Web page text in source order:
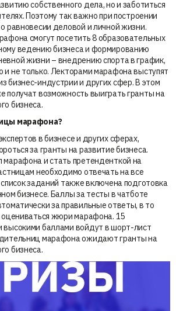
собственного дела, но и заботиться
Поэтому так важно при построении
равновесии деловой и личной жизни.
смогут посетить 8 образовательных
ведению бизнеса и формированию
жизни – внедрению спорта в график,
и не только. Лекторами марафона выступят
бизнес-индустрии и других сфер. В этом
получат возможность выиграть гранты на
бизнеса.
марафона?
в бизнесе и других сферах,
за гранты на развитие бизнеса.
и стать претенденткой на
необходимо отвечать на все
заданий также включена подготовка
бизнесе. Баллы за тесты в чатботе
за правильные ответы, в то
оцениваться жюри марафона. 15
высокими баллами войдут в шорт-лист
марафона ожидают гранты на
бизнеса.